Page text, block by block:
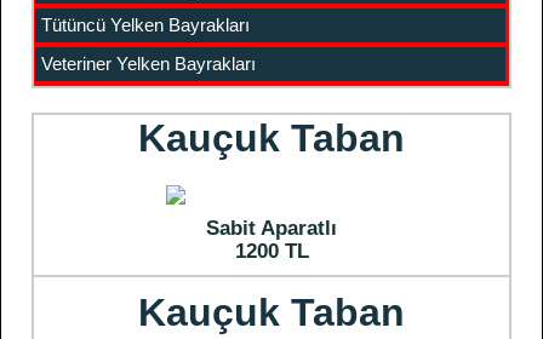
Tütüncü Yelken Bayrakları
Veteriner Yelken Bayrakları
Kauçuk Taban
Sabit Aparatlı
1200 TL
Kauçuk Taban